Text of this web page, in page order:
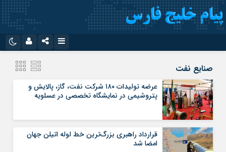
سروش
آپارات
اپلیکیشن رمز عبور
مرا به خاطر بسپار
صنایع نفت
عرضه تولیدات ۱۸۰ شرکت نفت، گاز، پالایش و
پتروشیمی در نمایشگاه تخصصی در عسلویه
قرارداد راهبری بزرگ‌ترین خط لوله اتیلن جهان
امضا شد